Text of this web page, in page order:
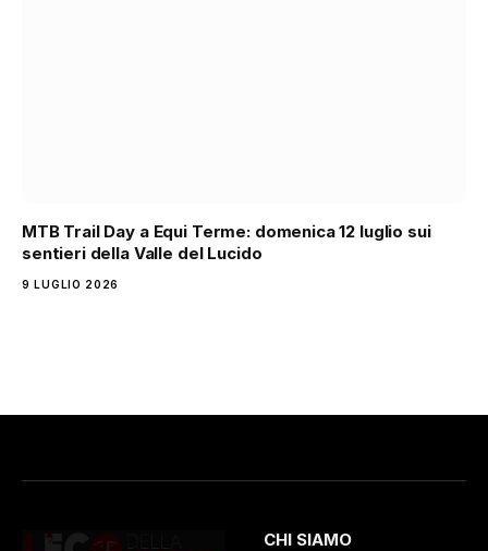
MTB Trail Day a Equi Terme: domenica 12 luglio sui
sentieri della Valle del Lucido
9 LUGLIO 2026
CHI SIAMO